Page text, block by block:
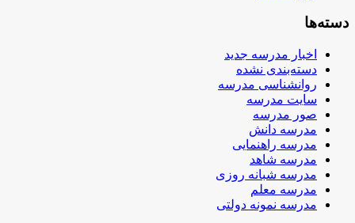
دسته‌ها
اخبار مدرسه جدید
دسته‌بندی نشده
روانشناسی مدرسه
سایت مدرسه
صور مدرسه
مدرسه دانش
مدرسه راهنمایی
مدرسه شاهد
مدرسه شبانه روزی
مدرسه معلم
مدرسه نمونه دولتی